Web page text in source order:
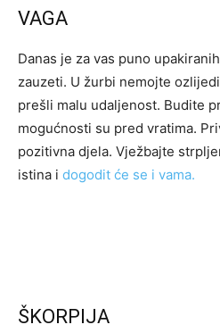
VAGA
Danas je za vas puno
zauzeti. U žurbi nemojte
prešli malu udaljenost. Budite
mogućnosti su pred vratima.
pozitivna djela. Vježbajte
istina i dogodit će se i vama.
ŠKORPIJA